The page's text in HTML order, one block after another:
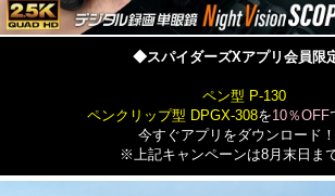
◆スパイダーズXアプリ会員限
ペン型 P-130
ペンクリップ型 DPGX-308を10％OFF
今すぐアプリをダウンロード！
※上記キャンペーンは8月末日ま